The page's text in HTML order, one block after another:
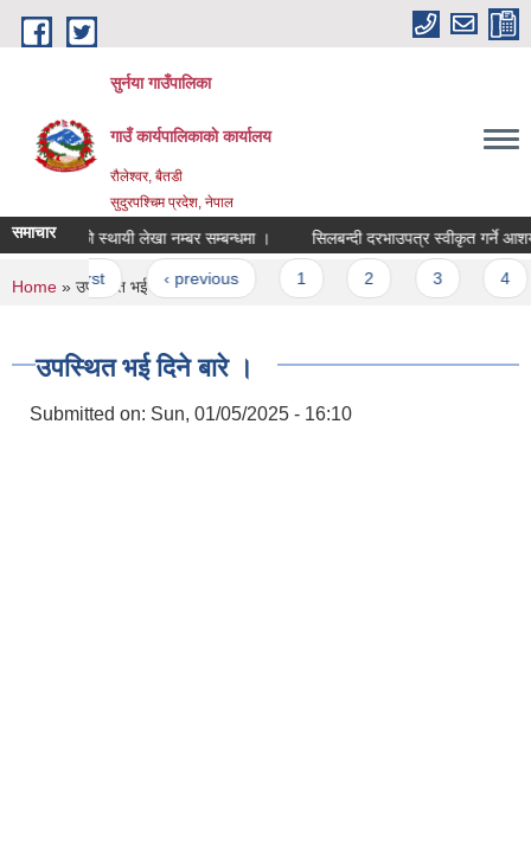
Skip to main content
सुर्नया गाउँपालिका
गाउँ कार्यपालिकाकाे कार्यालय
रौलेश्वर, बैतडी
सुदुरपश्चिम प्रदेश, नेपाल
समाचार
विद्यालयको स्थायी लेखा नम्बर सम्बन्धमा । सिलबन्दी दरभाउपत्र स्वीकृत गर्ने
Pages
« first ‹ previous 1 2 3 4
You are here
Home » उपस्थित भई दिने बारे ।
उपस्थित भई दिने बारे ।
Submitted on: Sun, 01/05/2025 - 16:10